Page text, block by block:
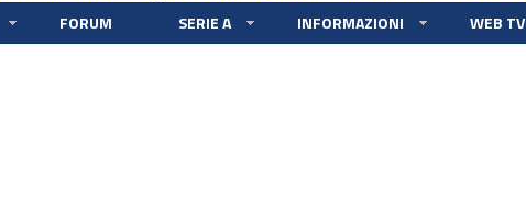
FORUM SERIE A INFORMAZIONI WEB TV